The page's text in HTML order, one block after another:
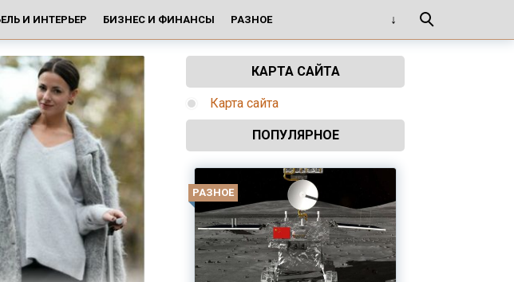
И ИНТЕРЬЕР БИЗНЕС И ФИНАНСЫ РАЗНОЕ
КАРТА САЙТА
Карта сайта
ПОПУЛЯРНОЕ
РАЗНОЕ